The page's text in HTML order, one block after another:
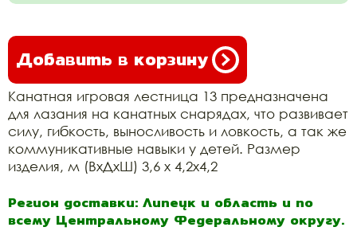
Добавить в корзину
Канатная игровая лестница 13 предназначена
для лазания на канатных снарядах, что развивает
силу, гибкость, выносливость и ловкость, а так же
коммуникативные навыки у детей. Размер
изделия, м (ВхДхШ) 3,6 х 4,2х4,2
Регион доставки: Липецк и область и по
всему Центральному Федеральному округу.